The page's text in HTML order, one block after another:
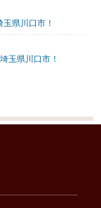
県川口市！
玉県川口市！